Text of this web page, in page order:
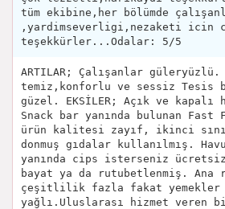
tüm ekibine,her bölümde
,yardimseverligi,nezaketi icin
teşekkürler...Odalar: 5/5
ARTILAR; Çalışanlar güleryüzlü.
temiz,konforlu ve sessiz Tesis
güzel. EKSİLER; Açık ve kapalı
Snack bar yanında bulunan Fast
ürün kalitesi zayıf, ikinci
donmuş gıdalar kullanılmış.
yanında cips isterseniz
bayat ya da rutubetlenmiş. Ana
çeşitlilik fazla fakat yemekler
yağlı.Uluslarası hizmet veren